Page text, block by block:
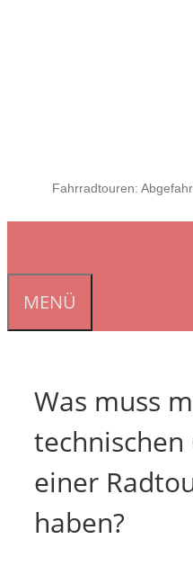
Fahrradtouren:
MENÜ
Was muss
einer
haben?